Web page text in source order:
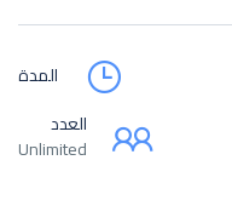
المدة
العدد
Unlimited